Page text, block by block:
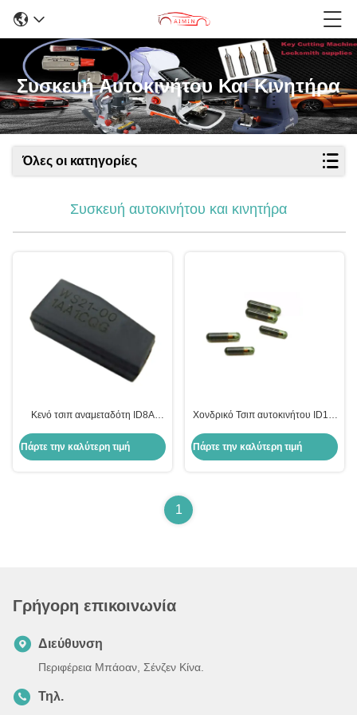
Συσκευή Αυτοκινήτου Και Κινητήρα
Όλες οι κατηγορίες
Συσκευή αυτοκινήτου και κινητήρα
Κενό τσιπ αναμεταδότη ID8A
αυτοκινήτου Τσιπ για Toyota
Πάρτε την καλύτερη τιμή
Χονδρικό Τσιπ αυτοκινήτου ID13-
αντιδραστήρα Honda
Αντικατάσταση θήκης κλειδιού
Πάρτε την καλύτερη τιμή
1
Γρήγορη επικοινωνία
Διεύθυνση
Περιφέρεια Μπάοαν, Σένζεν Κίνα.
Τηλ.